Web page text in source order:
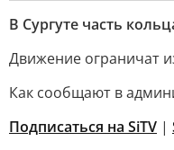
В Сургуте часть
Движение ограничат
Как сообщают в
Подписаться на SiTV |